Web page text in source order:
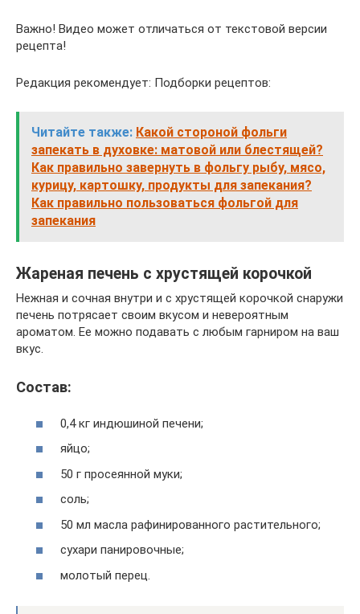
Важно! Видео может отличаться от текстовой версии
рецепта!
Редакция рекомендует: Подборки рецептов:
Читайте также: Какой стороной фольги
запекать в духовке: матовой или блестящей?
Как правильно завернуть в фольгу рыбу, мясо,
курицу, картошку, продукты для запекания?
Как правильно пользоваться фольгой для
запекания
Жареная печень с хрустящей корочкой
Нежная и сочная внутри и с хрустящей корочкой снаружи
печень потрясает своим вкусом и невероятным
ароматом. Ее можно подавать с любым гарниром на ваш
вкус.
Состав:
0,4 кг индюшиной печени;
яйцо;
50 г просеянной муки;
соль;
50 мл масла рафинированного растительного;
сухари панировочные;
молотый перец.